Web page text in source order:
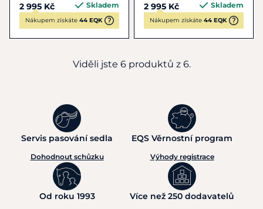
2 995 Kč Skladem
Nákupem získáte 44 EQK
2 995 Kč Skladem
Nákupem získáte 44 EQK
Viděli jste 6 produktů z 6.
Servis pasování sedla
Dohodnout schůzku
EQS Věrnostní program
Výhody registrace
Od roku 1993 Více než 250 dodavatelů